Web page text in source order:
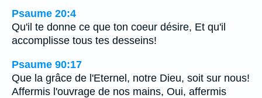
Psaume 20:4
Qu'il te donne ce que ton coeur désire, Et qu'il
accomplisse tous tes desseins!
Psaume 90:17
Que la grâce de l'Eternel, notre Dieu, soit sur nous!
Affermis l'ouvrage de nos mains, Oui, affermis